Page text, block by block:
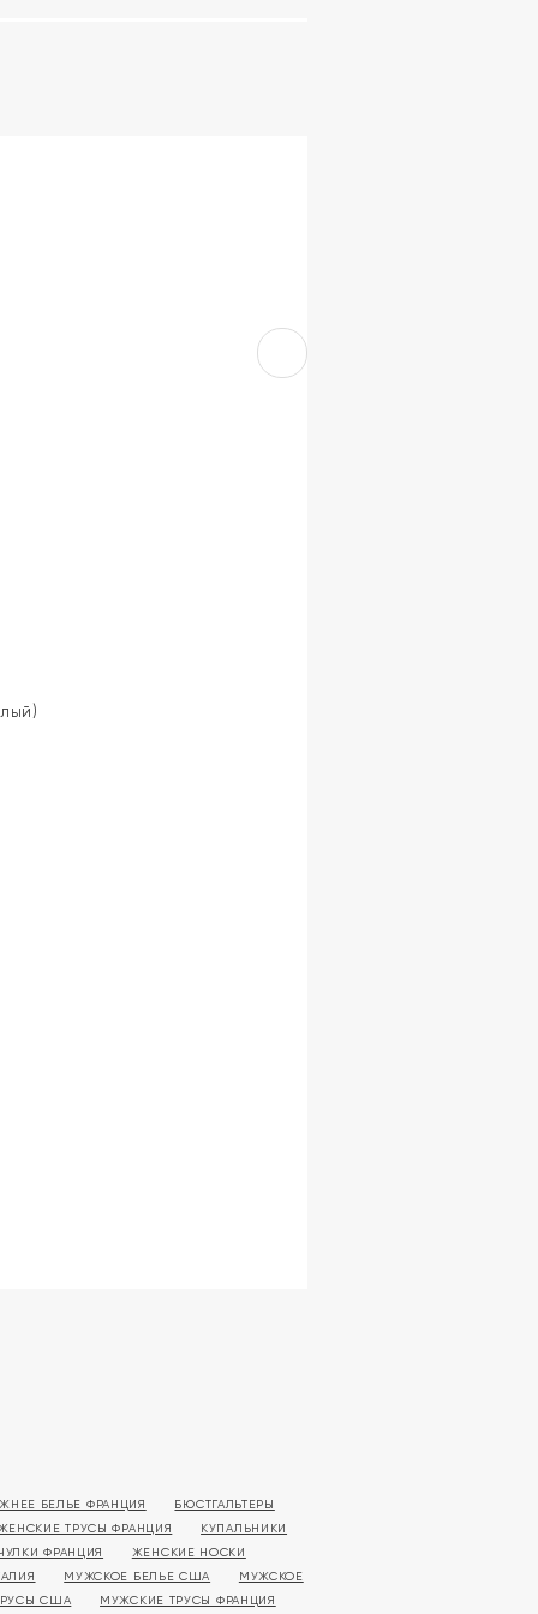
БЕЛЬЕ ФРАНЦИЯ
БЮСТГАЛЬТЕРЫ
ТРУСЫ ФРАНЦИЯ
КУПАЛЬНИКИ
ФРАНЦИЯ
ЖЕНСКИЕ НОСКИ
МУЖСКОЕ БЕЛЬЕ США
МУЖСКОЕ
США МУЖСКИЕ ТРУСЫ ФРАНЦИЯ